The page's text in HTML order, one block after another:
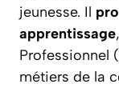
jeunesse. Il
apprentissage
Professionnel
métiers de la